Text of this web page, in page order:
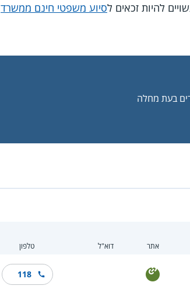
להיות זכאים לסיוע משפטי חינם ממשרד
בעת מחלה
אתר דוא"ל טלפון
118